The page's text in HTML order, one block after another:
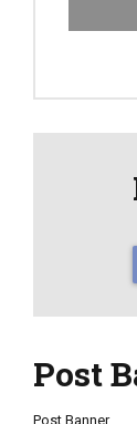
Post
Post Banner